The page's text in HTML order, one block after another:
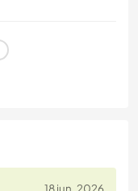
18 jun. 2026